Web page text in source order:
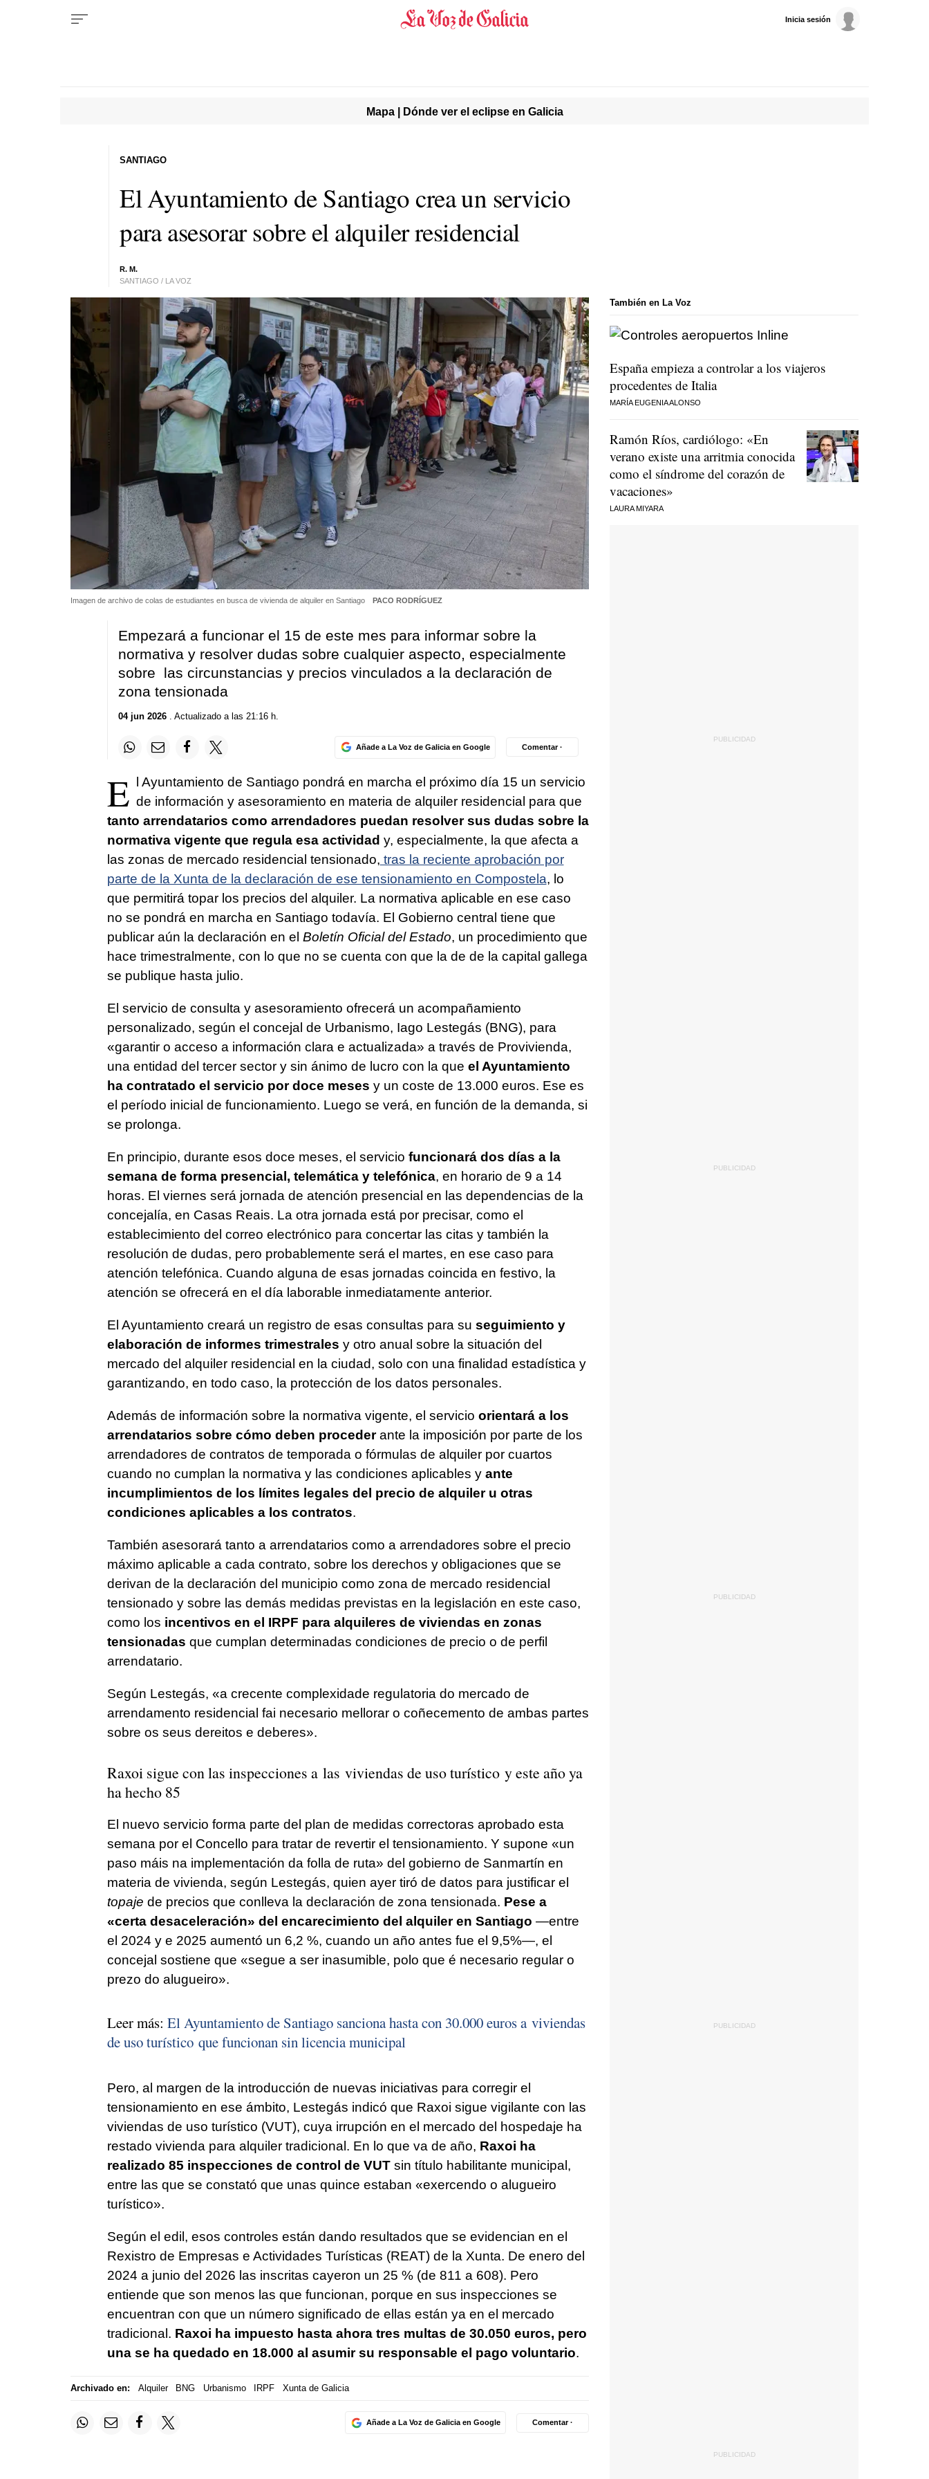
Inicia sesión
Mapa | Dónde ver el eclipse en Galicia
El Ayuntamiento de Santiago crea un servicio
para asesorar sobre el alquiler residencial
R. M.
SANTIAGO / LA VOZ
SANTIAGO
Imagen de archivo de colas de estudiantes en busca de vivienda de alquiler en Santiago PACO RODRÍGUEZ
Empezará a funcionar el 15 de este mes para informar sobre la
normativa y resolver dudas sobre cualquier aspecto, especialmente
sobre las circunstancias y precios vinculados a la declaración de
zona tensionada
04 jun 2026. Actualizado a las 21:16 h.
Añade a La Voz de Galicia en Google Comentar ·
E l Ayuntamiento de Santiago pondrá en marcha el próximo día 15 un servicio
de información y asesoramiento en materia de alquiler residencial para que
tanto arrendatarios como arrendadores puedan resolver sus dudas sobre la
normativa vigente que regula esa actividad y, especialmente, la que afecta a
las zonas de mercado residencial tensionado, tras la reciente aprobación por
parte de la Xunta de la declaración de ese tensionamiento en Compostela, lo
que permitirá topar los precios del alquiler. La normativa aplicable en ese caso
no se pondrá en marcha en Santiago todavía. El Gobierno central tiene que
publicar aún la declaración en el Boletín Oficial del Estado, un procedimiento que
hace trimestralmente, con lo que no se cuenta con que la de de la capital gallega
se publique hasta julio.
El servicio de consulta y asesoramiento ofrecerá un acompañamiento
personalizado, según el concejal de Urbanismo, Iago Lestegás (BNG), para
«garantir o acceso a información clara e actualizada» a través de Provivienda,
una entidad del tercer sector y sin ánimo de lucro con la que el Ayuntamiento
ha contratado el servicio por doce meses y un coste de 13.000 euros. Ese es
el período inicial de funcionamiento. Luego se verá, en función de la demanda, si
se prolonga.
En principio, durante esos doce meses, el servicio funcionará dos días a la
semana de forma presencial, telemática y telefónica, en horario de 9 a 14
horas. El viernes será jornada de atención presencial en las dependencias de la
concejalía, en Casas Reais. La otra jornada está por precisar, como el
establecimiento del correo electrónico para concertar las citas y también la
resolución de dudas, pero probablemente será el martes, en ese caso para
atención telefónica. Cuando alguna de esas jornadas coincida en festivo, la
atención se ofrecerá en el día laborable inmediatamente anterior.
El Ayuntamiento creará un registro de esas consultas para su seguimiento y
elaboración de informes trimestrales y otro anual sobre la situación del
mercado del alquiler residencial en la ciudad, solo con una finalidad estadística y
garantizando, en todo caso, la protección de los datos personales.
Además de información sobre la normativa vigente, el servicio orientará a los
arrendatarios sobre cómo deben procederante la imposición por parte de los
arrendadores de contratos de temporada o fórmulas de alquiler por cuartos
cuando no cumplan la normativa y las condiciones aplicables y ante
incumplimientos de los límites legales del precio de alquiler u otras
condiciones aplicables a los contratos.
También asesorará tanto a arrendatarios como a arrendadores sobre el precio
máximo aplicable a cada contrato, sobre los derechos y obligaciones que se
derivan de la declaración del municipio como zona de mercado residencial
tensionado y sobre las demás medidas previstas en la legislación en este caso,
como los incentivos en el IRPF para alquileres de viviendas en zonas
tensionadas que cumplan determinadas condiciones de precio o de perfil
arrendatario.
Según Lestegás, «a crecente complexidade regulatoria do mercado de
arrendamento residencial fai necesario mellorar o coñecemento de ambas partes
sobre os seus dereitos e deberes».
Raxoi sigue con las inspecciones a las viviendas de uso turístico y este año ya
ha hecho 85
El nuevo servicio forma parte del plan de medidas correctoras aprobado esta
semana por el Concello para tratar de revertir el tensionamiento. Y supone «un
paso máis na implementación da folla de ruta» del gobierno de Sanmartín en
materia de vivienda, según Lestegás, quien ayer tiró de datos para justificar el
topaje de precios que conlleva la declaración de zona tensionada. Pese a
«certa desaceleración» del encarecimiento del alquiler en Santiago —entre
el 2024 y e 2025 aumentó un 6,2 %, cuando un año antes fue el 9,5%—, el
concejal sostiene que «segue a ser inasumible, polo que é necesario regular o
prezo do alugueiro».
Leer más: El Ayuntamiento de Santiago sanciona hasta con 30.000 euros a viviendas
de uso turístico que funcionan sin licencia municipal
Pero, al margen de la introducción de nuevas iniciativas para corregir el
tensionamiento en ese ámbito, Lestegás indicó que Raxoi sigue vigilante con las
viviendas de uso turístico (VUT), cuya irrupción en el mercado del hospedaje ha
restado vivienda para alquiler tradicional. En lo que va de año, Raxoi ha
realizado 85 inspecciones de control de VUT sin título habilitante municipal,
entre las que se constató que unas quince estaban «exercendo o alugueiro
turístico».
Según el edil, esos controles están dando resultados que se evidencian en el
Rexistro de Empresas e Actividades Turísticas (REAT) de la Xunta. De enero del
2024 a junio del 2026 las inscritas cayeron un 25 % (de 811 a 608). Pero
entiende que son menos las que funcionan, porque en sus inspecciones se
encuentran con que un número significado de ellas están ya en el mercado
tradicional. Raxoi ha impuesto hasta ahora tres multas de 30.050 euros, pero
una se ha quedado en 18.000 al asumir su responsable el pago voluntario.
Archivado en: Alquiler BNG Urbanismo IRPF Xunta de Galicia
Añade a La Voz de Galicia en Google Comentar ·
También en La Voz
España empieza a controlar a los viajeros
procedentes de Italia
MARÍA EUGENIA ALONSO
Ramón Ríos, cardiólogo: «En
verano existe una arritmia conocida
como el síndrome del corazón de
vacaciones»
LAURA MIYARA